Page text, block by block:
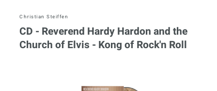
Christian Steiffen
CD - Reverend Hardy Hardon and the
Church of Elvis - Kong of Rock'n Roll